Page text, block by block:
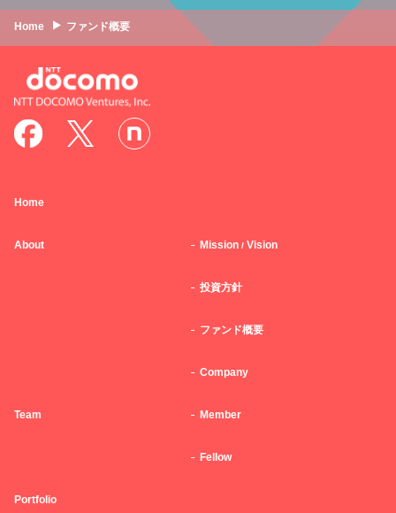
Home ファンド概要
Home
About Mission / Vision
投資方針
ファンド概要
Company
Team Member
Fellow
Portfolio